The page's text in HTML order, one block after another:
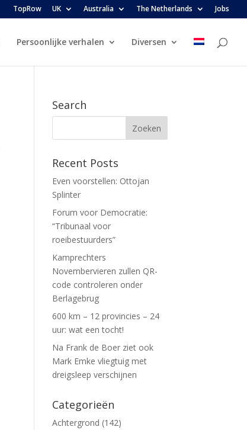
TopRow UK Australia The Netherlands Jobs
Persoonlijke verhalen Diversen
Search
Recent Posts
Even voorstellen: Ottojan
Splinter
Forum voor Democratie:
“Tribunaal voor
roeibestuurders”
Kamprechters
Novembervieren zullen QR-
code controleren onder
Berlagebrug
600 km – 12 provincies – 24
uur: wat een tocht!
Na Frank de Boer ziet ook
Mark Emke vliegtuig met
dreigsleep verschijnen
Categorieën
Achtergrond (142)